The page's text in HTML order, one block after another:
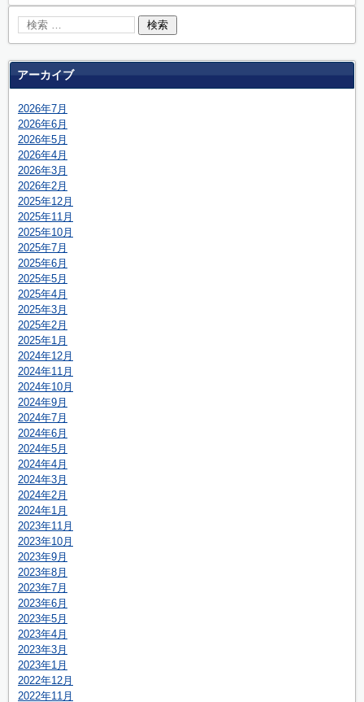
アーカイブ
2026年7月
2026年6月
2026年5月
2026年4月
2026年3月
2026年2月
2025年12月
2025年11月
2025年10月
2025年7月
2025年6月
2025年5月
2025年4月
2025年3月
2025年2月
2025年1月
2024年12月
2024年11月
2024年10月
2024年9月
2024年7月
2024年6月
2024年5月
2024年4月
2024年3月
2024年2月
2024年1月
2023年11月
2023年10月
2023年9月
2023年8月
2023年7月
2023年6月
2023年5月
2023年4月
2023年3月
2023年1月
2022年12月
2022年11月